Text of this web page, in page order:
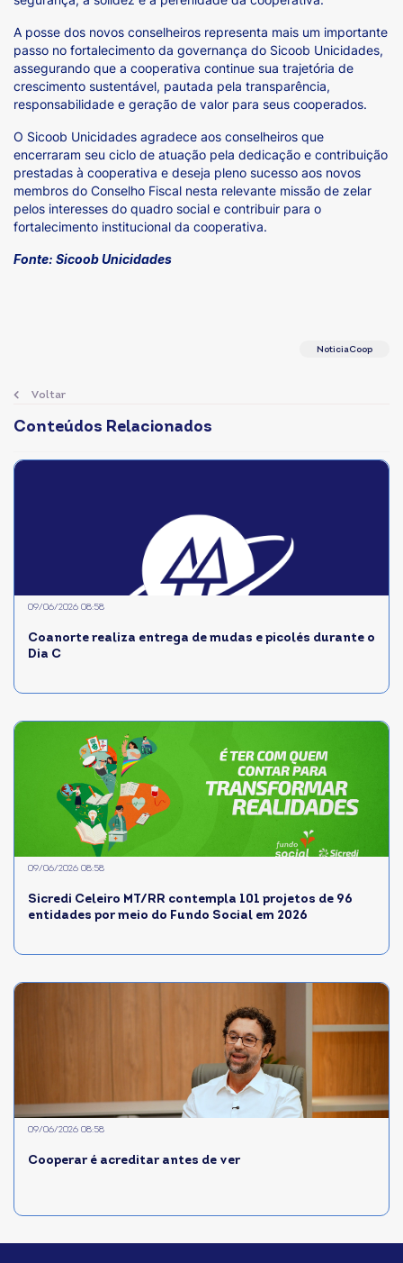
A posse dos novos conselheiros representa mais um importante
passo no fortalecimento da governança do Sicoob Unicidades,
assegurando que a cooperativa continue sua trajetória de
crescimento sustentável, pautada pela transparência,
responsabilidade e geração de valor para seus cooperados.
O Sicoob Unicidades agradece aos conselheiros que
encerraram seu ciclo de atuação pela dedicação e contribuição
prestadas à cooperativa e deseja pleno sucesso aos novos
membros do Conselho Fiscal nesta relevante missão de zelar
pelos interesses do quadro social e contribuir para o
fortalecimento institucional da cooperativa.
Fonte: Sicoob Unicidades
Voltar
NoticiaCoop
Conteúdos Relacionados
Coanorte realiza entrega de mudas e picolés durante o
Dia C
09/06/2026 08:58
Sicredi Celeiro MT/RR contempla 101 projetos de 96
entidades por meio do Fundo Social em 2026
09/06/2026 08:58
Cooperar é acreditar antes de ver
09/06/2026 08:58